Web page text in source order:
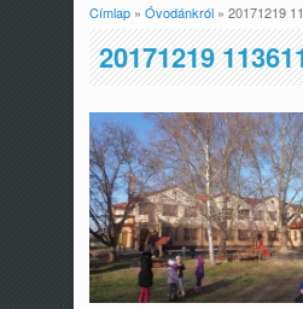
Jelenlegi hely
Címlap» Óvodánkról» 20171219
20171219